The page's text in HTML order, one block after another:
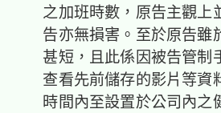
之加班時數，原告主觀上
告亦無損害。至於原告雖
甚短，且此係因被告管制
查看先前儲存的影片等資
時間內至設置於公司內之